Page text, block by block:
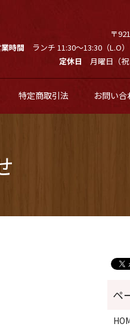
〒
時間 ランチ 11:30～13:30（L.O）
定休日
月曜日（祝
特定商取引法 お問い合